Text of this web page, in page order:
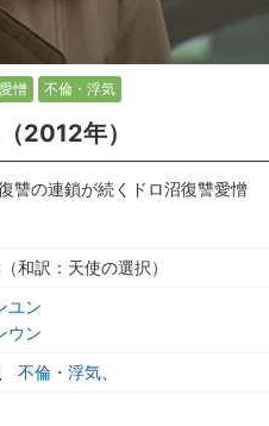
愛憎 不倫・浮気
2012年）
讐の連鎖が続くドロ沼復讐愛憎
和訳：天使の選択）
ユン
ウン
不倫・浮気